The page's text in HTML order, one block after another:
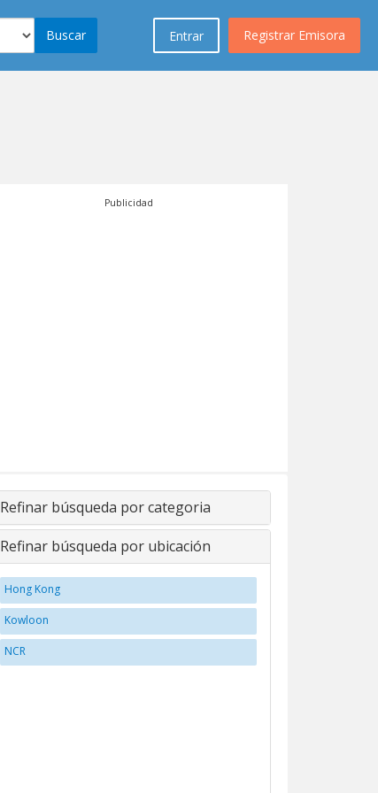
Registrar Emisora
Entrar
Buscar
Publicidad
Refinar búsqueda por categoria
Refinar búsqueda por ubicación
Hong Kong
Kowloon
NCR